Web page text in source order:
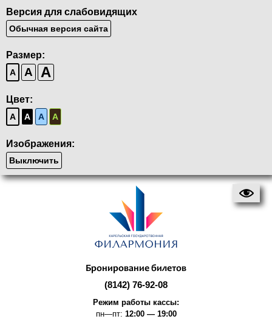
Версия для слабовидящих
Обычная версия сайта
Размер:
A A A
Цвет:
A A A A
Изображения:
Выключить
Бронирование билетов
(8142) 76-92-08
Режим работы кассы:
пн—пт: 12:00 — 19:00